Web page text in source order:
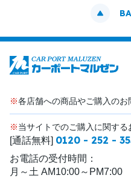
※各店舗への商品やご購入のお
※当サイトでのご購入に関する
[通話無料] 0120 - 252 -
お電話の受付時間：
月～土 AM10:00～PM7:00